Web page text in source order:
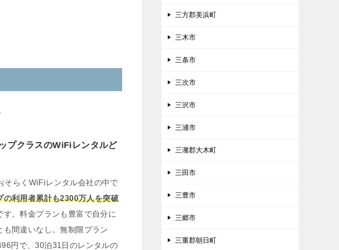
プクラスのWiFiレンタルど
そらくWiFiレンタル会社の中で
の利用者累計も2300万人を突破
す。料金プランも豊富で自分に
間違いなし。無制限プラン
円で、30泊31日のレンタルの
三方郡美浜町
三木市
三条市
三次市
三沢市
三浦市
三潴郡大木町
三田市
三豊市
三郷市
三重郡朝日町